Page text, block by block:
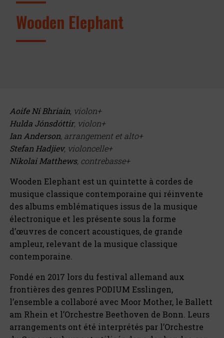
Wooden Elephant
Aoife Ní Bhriain , violon+
Hulda Jónsdóttir, violon+
Ian Anderson , arrangement et alto+
Stefan Hadjiev, violoncelle+
Nikolai Matthews, contrebasse+
Wooden Elephant est un quintette à cordes de
musique classique contemporaine qui réinvente
des albums emblématiques issus de la musique
électronique et les présente sous la forme
d’œuvres de concert acoustiques, de grande
ampleur, relevant de la musique classique
contemporaine.
Fondé en 2017 lors du festival allemand aux
frontières des genres PODIUM Esslingen,
l’ensemble a collaboré avec Moor Mother, le Ballett
am Rhein et l’Orchestre Beethoven de Bonn. Leurs
arrangements ont été interprétés par l’Orchestre